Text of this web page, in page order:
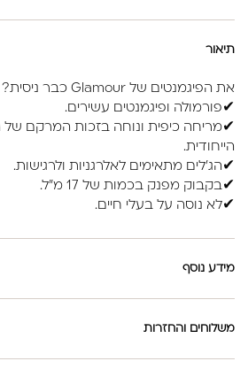
תיאור
את הפיגמנטים של Glamour כבר ניסית?
✔פורמולה ופיגמנטים עשירים.
✔מריחה כיפית ונוחה בזכות המרקם של
הייחודית.
✔הג'לים מתאימים לאלרגניות ולרגישות.
✔בקבוק מפנק בכמות של 17 מ"ל.
✔לא נוסה על בעלי חיים.
מידע נוסף
משלוחים והחזרות